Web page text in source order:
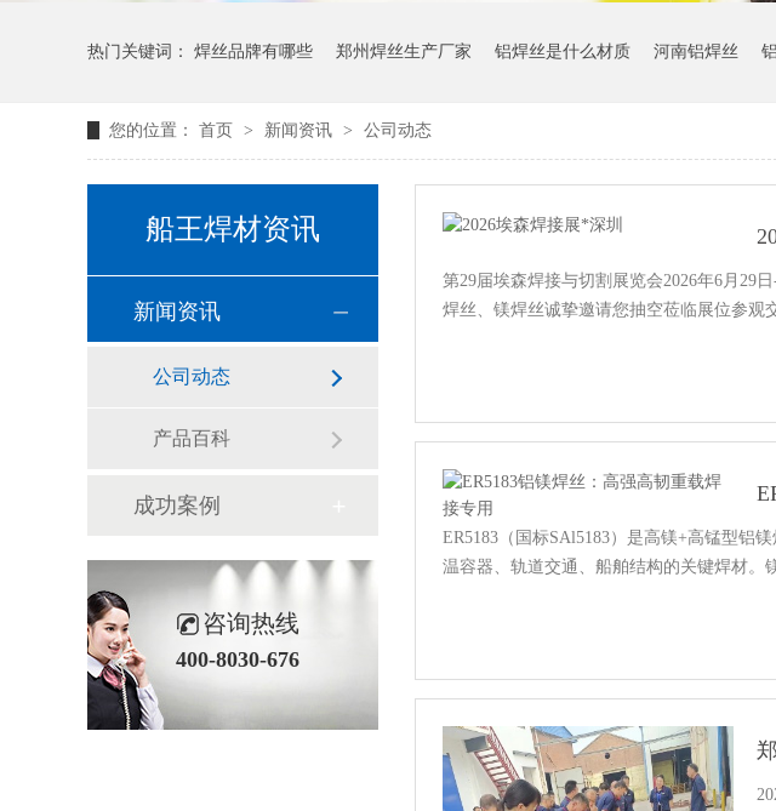
热门关键词： 焊丝品牌有哪些 郑州焊丝生产厂家 铝焊丝是什么材质 河南铝焊丝
您的位置： 首页 > 新闻资讯 > 公司动态
船王焊材资讯
新闻资讯
公司动态
产品百科
成功案例
咨询热线
400-8030-676
第29届埃森焊接与切割展览会2026年6月29
焊丝、镁焊丝诚挚邀请您抽空莅临展位参
ER5183（国标SAl5183）是高镁+高锰型铝
温容器、轨道交通、船舶结构的关键焊材。